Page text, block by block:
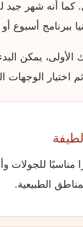
كما أنه شهر جيد
ببرنامج أسبوع أو
الأولى، يمكن
ثم اختيار الوجهات
مناسبًا للجولات
الطبيعية.